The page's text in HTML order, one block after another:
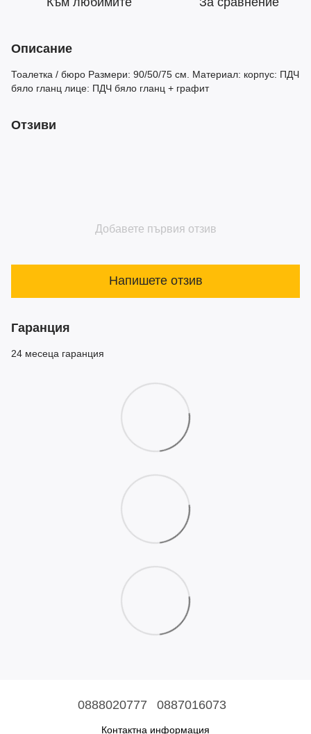
Описание
Тоалетка / бюро Размери: 90/50/75 см. Материал: корпус: ПДЧ
бяло гланц лице: ПДЧ бяло гланц + графит
Отзиви
Добавете първия отзив
Напишете отзив
Гаранция
24 месеца гаранция
0888020777 0887016073
Контактна информация